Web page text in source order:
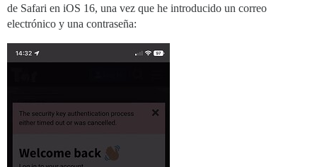
de Safari en iOS 16, una vez que he introducido un correo
electrónico y una contraseña: